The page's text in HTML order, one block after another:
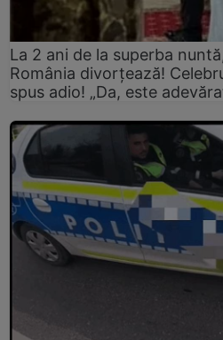
La 2 ani de la superba
România divorțează!
spus adio! „Da, este